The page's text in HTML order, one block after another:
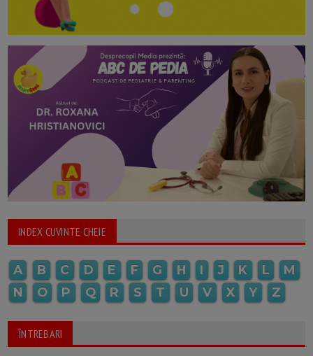
INDEX CUVINTE CHEIE
A B C D E F G H I J K L
M
N
O P Q R S T U V X Y Z
ÎNTREBARI